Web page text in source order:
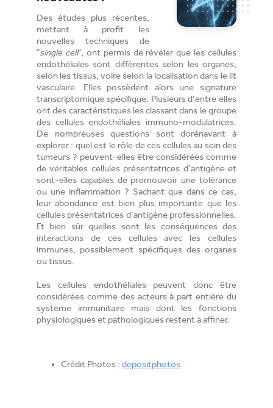
Des études plus récentes,
mettant à profit les
nouvelles techniques de
"single cell", ont permis de révéler que les cellules
endothéliales sont différentes selon les organes,
selon les tissus, voire selon la localisation dans le lit
vasculaire. Elles possèdent alors une signature
transcriptomique spécifique. Plusieurs d’entre elles
ont des caractéristiques les classant dans le groupe
des cellules endothéliales immuno-modulatrices.
De nombreuses questions sont dorénavant à
explorer : quel est le rôle de ces cellules au sein des
tumeurs ? peuvent-elles être considérées comme
de véritables cellules présentatrices d’antigène et
sont-elles capables de promouvoir une tolérance
ou une inflammation ? Sachant que dans ce cas,
leur abondance est bien plus importante que les
cellules présentatrices d’antigène professionnelles.
Et bien sûr quelles sont les conséquences des
interactions de ces cellules avec les cellules
immunes, possiblement spécifiques des organes
ou tissus.
Les cellules endothéliales peuvent donc être
considérées comme des acteurs à part entière du
système immunitaire mais dont les fonctions
physiologiques et pathologiques restent à affiner.
Crédit Photos : depositphotos